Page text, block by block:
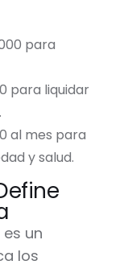
para
para liquidar
al mes para
y salud.
un
los